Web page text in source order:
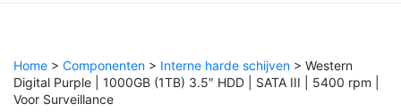
Home > Componenten > Interne harde schijven > Western
Digital Purple | 1000GB (1TB) 3.5″ HDD | SATA III | 5400 rpm |
Voor Surveillance